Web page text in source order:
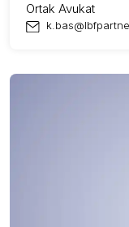
Ortak Avukat